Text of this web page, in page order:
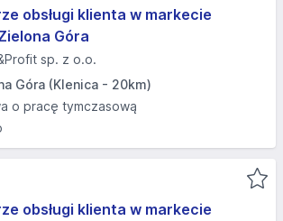
obsługi klienta w markecie
Góra
sp. z o.o.
Góra (Klenica - 20km)
o pracę tymczasową
obsługi klienta w markecie